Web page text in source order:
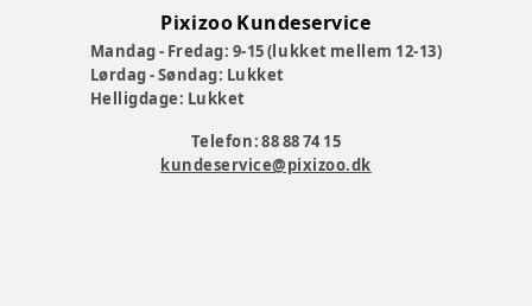
Pixizoo Kundeservice
Mandag - Fredag: 9-15 (lukket mellem 12-13)
Lørdag - Søndag: Lukket
Helligdage: Lukket
Telefon: 88 88 74 15
kundeservice@pixizoo.dk